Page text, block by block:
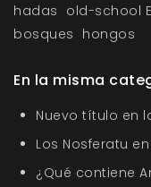
hadas old-school
bosques hongos
En la misma
Nuevo título en
Los Nosferatu
¿Qué contiene